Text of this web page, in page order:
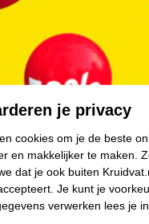
je privacy
cookies om je de beste
en makkelijker te maken.
dat je ook buiten
Je kunt je
verwerken lees je